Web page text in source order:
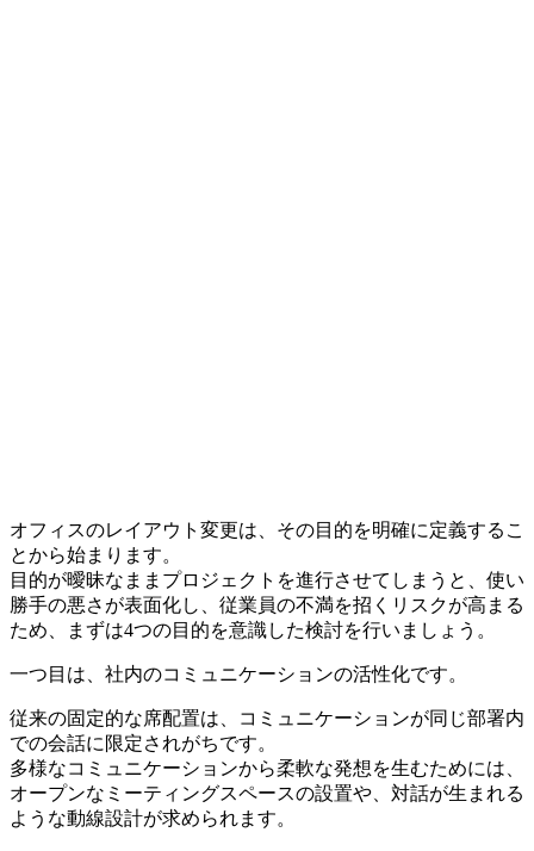
オフィスのレイアウト変更は、その目的を明確に定義するこ
とから始まります。
目的が曖昧なままプロジェクトを進行させてしまうと、使い
勝手の悪さが表面化し、従業員の不満を招くリスクが高まる
ため、まずは4つの目的を意識した検討を行いましょう。
一つ目は、社内のコミュニケーションの活性化です。
従来の固定的な席配置は、コミュニケーションが同じ部署内
での会話に限定されがちです。
多様なコミュニケーションから柔軟な発想を生むためには、
オープンなミーティングスペースの設置や、対話が生まれる
ような動線設計が求められます。